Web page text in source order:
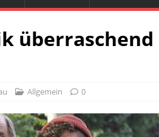
überraschend
Allgemein 0